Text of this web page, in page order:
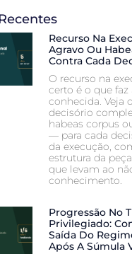
Recurso Na
Agravo Ou
Contra Cada
O recurso na
certo é o que faz
conhecida. Veja
decisório
habeas corpus
— para cada
da execução,
estrutura da
que levam ao
conhecimento.
Progressão No
Privilegiado:
Saída Do
Após A Súmula